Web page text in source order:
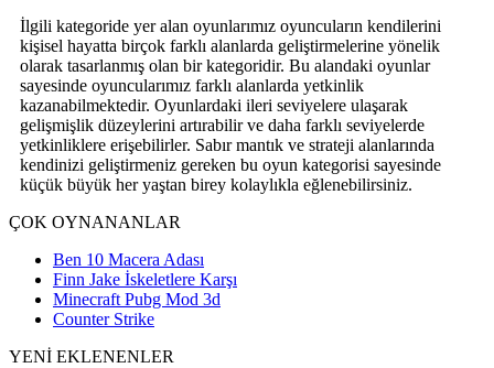
İlgili kategoride yer alan oyunlarımız oyuncuların kendilerini
kişisel hayatta birçok farklı alanlarda geliştirmelerine yönelik
olarak tasarlanmış olan bir kategoridir. Bu alandaki oyunlar
sayesinde oyuncularımız farklı alanlarda yetkinlik
kazanabilmektedir. Oyunlardaki ileri seviyelere ulaşarak
gelişmişlik düzeylerini artırabilir ve daha farklı seviyelerde
yetkinliklere erişebilirler. Sabır mantık ve strateji alanlarında
kendinizi geliştirmeniz gereken bu oyun kategorisi sayesinde
küçük büyük her yaştan birey kolaylıkla eğlenebilirsiniz.
ÇOK OYNANANLAR
Ben 10 Macera Adası
Finn Jake İskeletlere Karşı
Minecraft Pubg Mod 3d
Counter Strike
YENİ EKLENENLER